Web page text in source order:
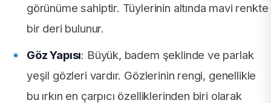
görünüme sahiptir. Tüylerinin altında mavi renkte
bir deri bulunur.
Göz Yapısı: Büyük, badem şeklinde ve parlak
yeşil gözleri vardır. Gözlerinin rengi, genellikle
bu ırkın en çarpıcı özelliklerinden biri olarak